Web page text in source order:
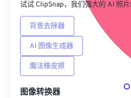
试试 ClipSnap，我们强大的 AI 照
背景去除器
AI 图像生成器
魔法橡皮擦
图像转换器